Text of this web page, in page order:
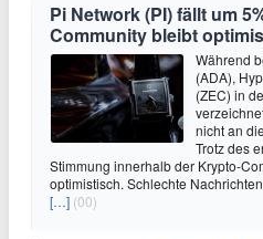
Pi Network (PI) fällt um
Community bleibt
Während
(ADA),
(ZEC) in
nicht an
Trotz des
Stimmung innerhalb der Krypto-
optimistisch. Schlechte
[…] (00)